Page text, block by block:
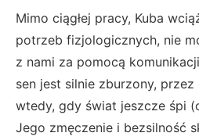
Mimo ciągłej pracy, Kuba
potrzeb fizjologicznych, nie
z nami za pomocą
sen jest silnie zburzony,
wtedy, gdy świat jeszcze śpi
Jego zmęczenie i bezsilność